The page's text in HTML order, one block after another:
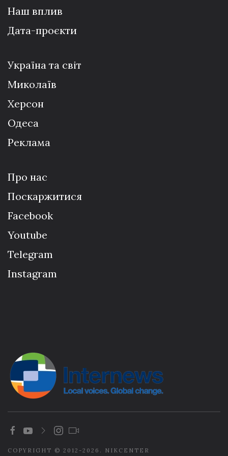
Наш вплив
Дата-проєкти
Україна та світ
Миколаїв
Херсон
Одеса
Реклама
Про нас
Поскаржитися
Facebook
Youtube
Telegram
Instagram
COPYRIGHT © 2012-2026. NIKCENTER